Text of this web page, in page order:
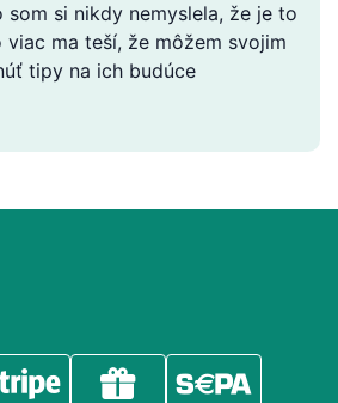
si nikdy nemyslela, že je to
viac ma teší, že môžem svojim
tipy na ich budúce